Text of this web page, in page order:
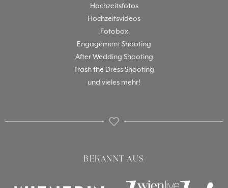
Hochzeitsfotos
Hochzeitsvideos
Fotobox
Engagement Shooting
After Wedding Shooting
Trash the Dress Shooting
und vieles mehr!
BEKANNT AUS